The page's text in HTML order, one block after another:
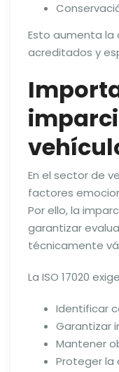
Esto aumenta la
acreditados y
En el sector de
factores
Por ello, la
garantizar
técnicamente
La ISO 17020
Identificar
Garantizar
Mantener
Proteger la